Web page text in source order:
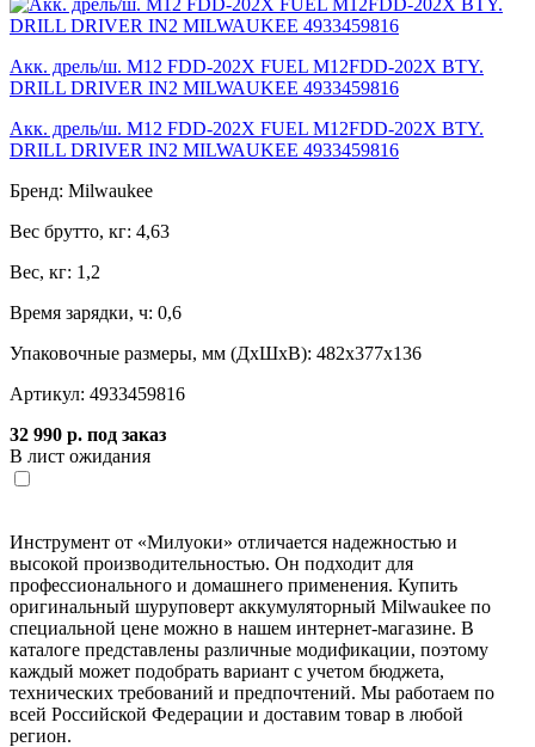
Акк. дрель/ш. M12 FDD-202X FUEL M12FDD-202X BTY.
DRILL DRIVER IN2 MILWAUKEE 4933459816
Акк. дрель/ш. M12 FDD-202X FUEL M12FDD-202X BTY.
DRILL DRIVER IN2 MILWAUKEE 4933459816
Бренд: Milwaukee
Вес брутто, кг: 4,63
Вес, кг: 1,2
Время зарядки, ч: 0,6
Упаковочные размеры, мм (ДхШхВ): 482x377x136
Артикул: 4933459816
32 990 р. под заказ
В лист ожидания
Инструмент от «Милуоки» отличается надежностью и
высокой производительностью. Он подходит для
профессионального и домашнего применения. Купить
оригинальный шуруповерт аккумуляторный Milwaukee по
специальной цене можно в нашем интернет-магазине. В
каталоге представлены различные модификации, поэтому
каждый может подобрать вариант с учетом бюджета,
технических требований и предпочтений. Мы работаем по
всей Российской Федерации и доставим товар в любой
регион.